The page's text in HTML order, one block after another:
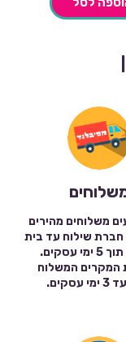
משלוחים מהירים
שילוח עד בית
הלקוח תוך 5 ימי עסקים.
המקרים המשלוח
עסקים.